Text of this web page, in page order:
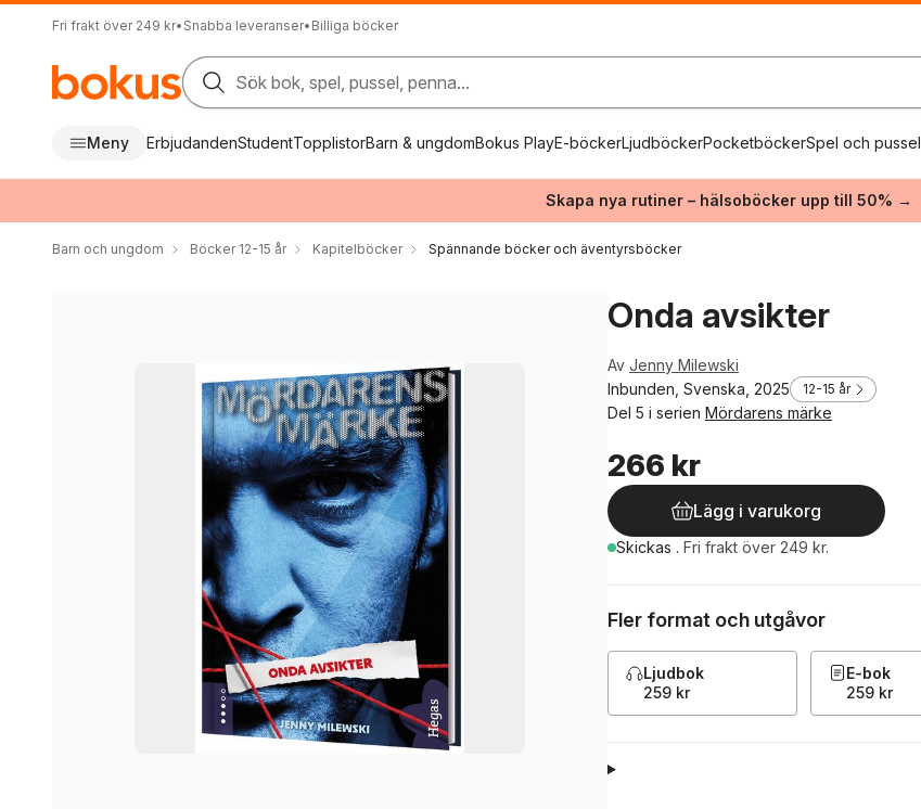
Fri frakt över 249 kr• Snabba leveranser• Billiga böcker
Sök bok, spel, pussel, penna...
Meny ErbjudandenStudentTopplistorBarn & ungdomBokus PlayE-böckerLjudböckerPocketböckerSpel och pussel
Skapa nya rutiner – hälsoböcker upp till 50% →
Barn och ungdom Böcker 12-15 år Kapitelböcker Spännande böcker och äventyrsböcker
Onda avsikter
Av Jenny Milewski
Inbunden, Svenska, 2025
12-15 år
Del 5 i serien Mördarens märke
266 kr
Lägg i varukorg
Skickas . Fri frakt över 249 kr.
Fler format och utgåvor
Ljudbok
259 kr
E-bok
259 kr